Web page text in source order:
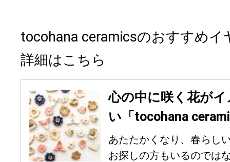
tocohana ceramicsのおすすめ
詳細はこちら
心の中に咲く花が
い「tocohana
あたたかくなり、春らし
お探しの方もいるのでは